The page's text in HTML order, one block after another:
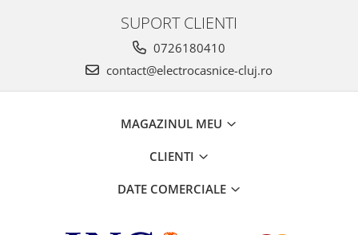
SUPORT CLIENTI
0726180410
contact@electrocasnice-cluj.ro
MAGAZINUL MEU
CLIENTI
DATE COMERCIALE